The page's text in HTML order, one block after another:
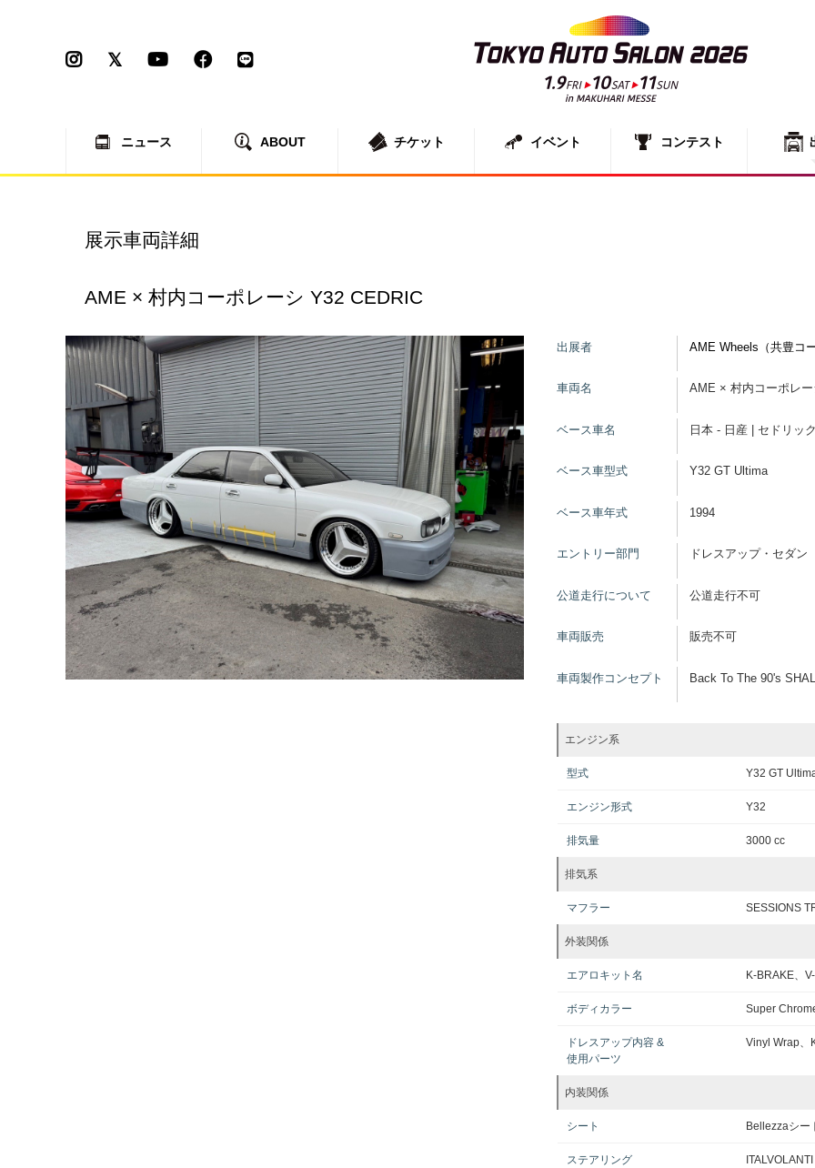
ニュース ABOUT チケット イベント コンテスト
出展者一
展示車両
展示車両詳細
AME × 村内コーポレーシ Y32 CEDRIC
出展者 AME Wheels（共豊コ
車両名 AME × 村内コーポレ
ベース車名 日本 - 日産 | セドリック
ベース車型式 Y32 GT Ultima
ベース車年式 1994
エントリー部門 ドレスアップ・セダン
公道走行について 公道走行不可
車両販売 販売不可
車両製作コンセプト Back To The 90's
エンジン系
型式 Y32 GT
エンジン形式 Y32
排気量 3000 cc
排気系
マフラー SESSIONS
外装関係
エアロキット名 K-BRAKE、
ボディカラー Super
ドレスアップ内容 &
使用パーツ
Vinyl Wrap、
内装関係
シート Bellezzaシー
ステアリング ITALVOLANTI